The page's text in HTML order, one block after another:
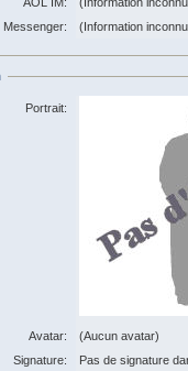
Messenger:
(Information
Portrait:
Avatar:
(Aucun avatar)
Signature:
Pas de signature